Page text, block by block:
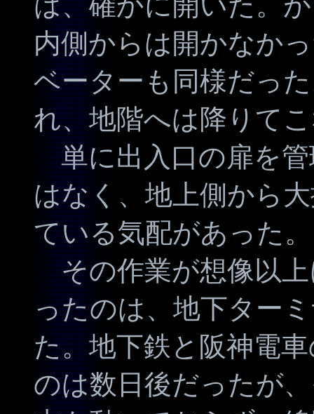
内側からは開かなか
ベーターも同様だっ
れ、地階へは降りて
単に出入口の扉を
はなく、地上側から
ている気配があった。
その作業が想像以
ったのは、地下ター
た。地下鉄と阪神電
のは数日後だったが